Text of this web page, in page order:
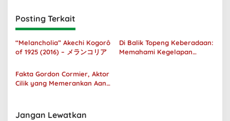
Posting Terkait
“Melancholia” Akechi Kogorô
of 1925 (2016) – メランコリア
Di Balik Topeng Keberadaan:
Memahami Kegelapan
Fakta Gordon Cormier, Aktor
Cilik yang Memerankan Aang
Jangan Lewatkan